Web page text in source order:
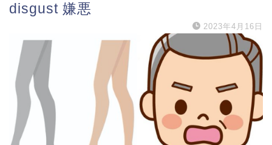
disgust 嫌悪
2023年4月16日